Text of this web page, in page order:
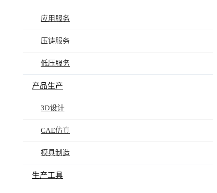
应用服务
压铸服务
低压服务
产品生产
3D设计
CAE仿真
模具制造
生产工具